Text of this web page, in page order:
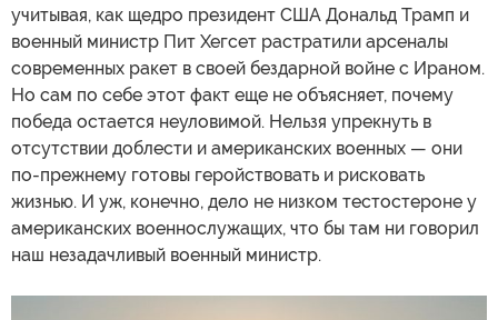
учитывая, как щедро президент США Дональд Трамп и
военный министр Пит Хегсет растратили арсеналы
современных ракет в своей бездарной войне с Ираном.
Но сам по себе этот факт еще не объясняет, почему
победа остается неуловимой. Нельзя упрекнуть в
отсутствии доблести и американских военных — они
по-прежнему готовы геройствовать и рисковать
жизнью. И уж, конечно, дело не низком тестостероне у
американских военнослужащих, что бы там ни говорил
наш незадачливый военный министр.